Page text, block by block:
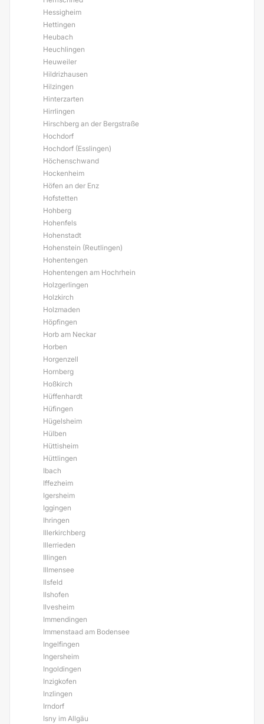
Hessigheim
Hettingen
Heubach
Heuchlingen
Heuweiler
Hildrizhausen
Hilzingen
Hinterzarten
Hirrlingen
Hirschberg an der Bergstraße
Hochdorf
Hochdorf (Esslingen)
Höchenschwand
Hockenheim
Höfen an der Enz
Hofstetten
Hohberg
Hohenfels
Hohenstadt
Hohenstein (Reutlingen)
Hohentengen
Hohentengen am Hochrhein
Holzgerlingen
Holzkirch
Holzmaden
Höpfingen
Horb am Neckar
Horben
Horgenzell
Hornberg
Hoßkirch
Hüffenhardt
Hüfingen
Hügelsheim
Hülben
Hüttisheim
Hüttlingen
Ibach
Iffezheim
Igersheim
Iggingen
Ihringen
Illerkirchberg
Illerrieden
Illingen
Illmensee
Ilsfeld
Ilshofen
Ilvesheim
Immendingen
Immenstaad am Bodensee
Ingelfingen
Ingersheim
Ingoldingen
Inzigkofen
Inzlingen
Irndorf
Isny im Allgäu